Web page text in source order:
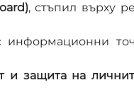
, стъпил върху
информационни
и защита на